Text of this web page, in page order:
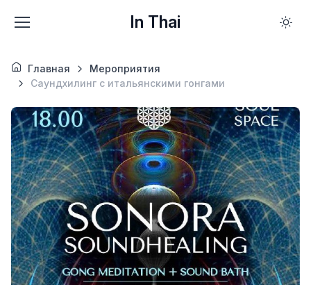
In Thai
Главная
Мероприятия
Саундхилинг с итальянскими гонгами